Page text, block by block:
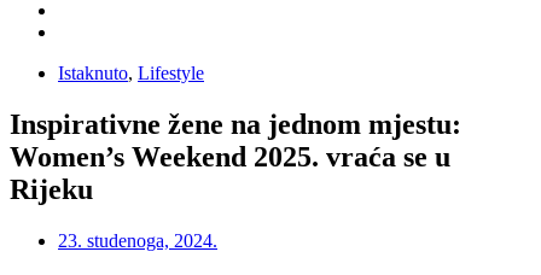
Istaknuto, Lifestyle
Inspirativne žene na jednom mjestu:
Women’s Weekend 2025. vraća se u
Rijeku
23. studenoga, 2024.